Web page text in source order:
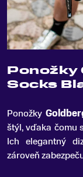
Ponožky
Socks
Ponožky
štýl, vďaka čomu
Ich elegantný
zároveň